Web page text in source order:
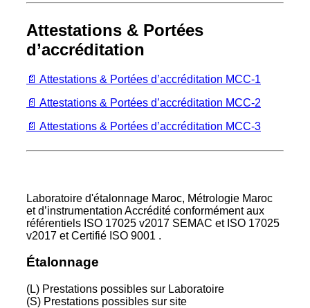
Attestations & Portées
d’accréditation
📄 Attestations & Portées d’accréditation MCC-1
📄 Attestations & Portées d’accréditation MCC-2
📄 Attestations & Portées d’accréditation MCC-3
Laboratoire d'étalonnage Maroc, Métrologie Maroc
et d’instrumentation Accrédité conformément aux
référentiels ISO 17025 v2017 SEMAC et ISO 17025
v2017 et Certifié ISO 9001 .
Étalonnage
(L) Prestations possibles sur Laboratoire
(S) Prestations possibles sur site